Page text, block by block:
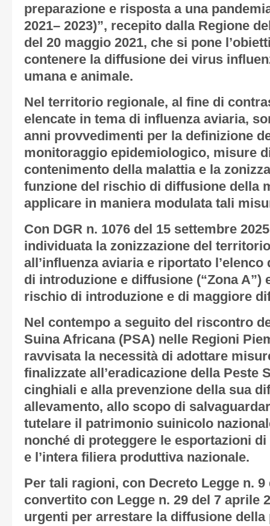
preparazione e risposta a una
2021– 2023)”, recepito dalla Regione
del 20 maggio 2021, che si pone
contenere la diffusione dei virus
umana e animale.
Nel territorio regionale, al fine di
elencate in tema di influenza aviaria,
anni provvedimenti per la definizione
monitoraggio epidemiologico, misure
contenimento della malattia e la
funzione del rischio di diffusione della
applicare in maniera modulata tali
Con DGR n. 1076 del 15 settembre
individuata la zonizzazione del
all’influenza aviaria e riportato
di introduzione e diffusione (“Zona A”)
rischio di introduzione e di maggiore
Nel contempo a seguito del riscontro
Suina Africana (PSA) nelle Regioni
ravvisata la necessità di adottare
finalizzate all’eradicazione della Peste
cinghiali e alla prevenzione della sua
allevamento, allo scopo di
tutelare il patrimonio suinicolo
nonché di proteggere le esportazioni
e l’intera filiera produttiva nazionale.
Per tali ragioni, con Decreto Legge n. 9
convertito con Legge n. 29 del 7 aprile
urgenti per arrestare la diffusione della